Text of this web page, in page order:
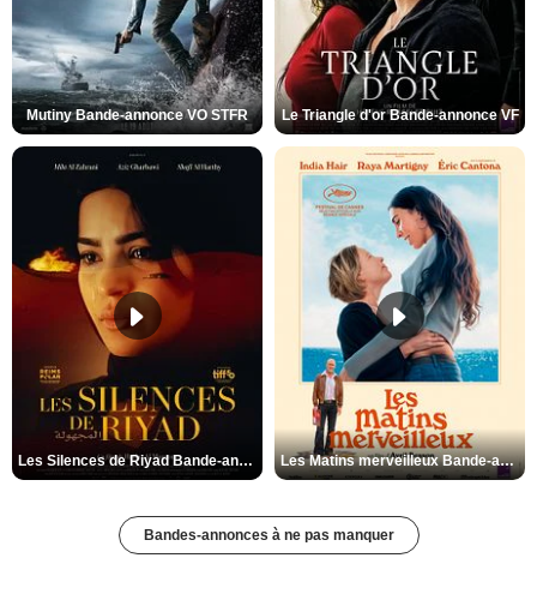
Mutiny Bande-annonce VO STFR Le Triangle d'or Bande-annonce VF
Les Silences de Riyad Bande-annonce VO STFR Les Matins merveilleux Bande-annonce VF
Bandes-annonces à ne pas manquer